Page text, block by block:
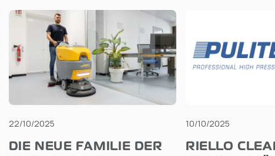
22/10/2025
DIE NEUE FAMILIE DER
10/10/2025
RIELLO